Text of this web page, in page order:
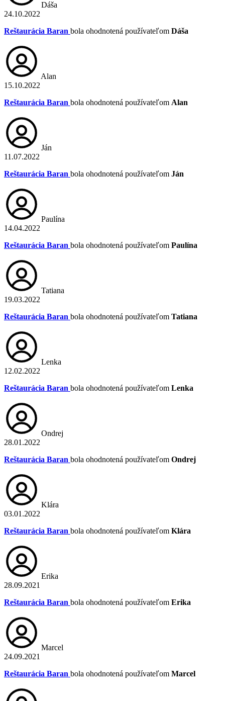
Dáša
24.10.2022
Reštaurácia Baran bola ohodnotená používateľom Dáša
Alan
15.10.2022
Reštaurácia Baran bola ohodnotená používateľom Alan
Ján
11.07.2022
Reštaurácia Baran bola ohodnotená používateľom Ján
Paulína
14.04.2022
Reštaurácia Baran bola ohodnotená používateľom Paulína
Tatiana
19.03.2022
Reštaurácia Baran bola ohodnotená používateľom Tatiana
Lenka
12.02.2022
Reštaurácia Baran bola ohodnotená používateľom Lenka
Ondrej
28.01.2022
Reštaurácia Baran bola ohodnotená používateľom Ondrej
Klára
03.01.2022
Reštaurácia Baran bola ohodnotená používateľom Klára
Erika
28.09.2021
Reštaurácia Baran bola ohodnotená používateľom Erika
Marcel
24.09.2021
Reštaurácia Baran bola ohodnotená používateľom Marcel